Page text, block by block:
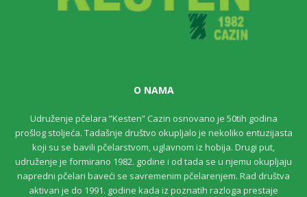
O NAMA
Udruženje pčelara ”Kesten” Cazin osnovano je 50tih godina
prošlog stoljeća. Tadašnje društvo okupljalo je nekoliko entuzijasta
koji su se bavili pčelarstvom, uglavnom iz hobija. Drugi put,
udruženje je formirano 1982. godine i od tada se u njemu okupljaju
napredni pčelari baveći se savremenim pčelarenjem. Rad društva
aktivan je do 1991. godine kada iz poznatih razloga prestaje